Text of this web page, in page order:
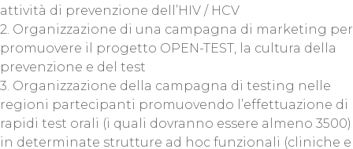
attività di prevenzione dell’HIV / HCV
2. Organizzazione di una campagna di marketing per
promuovere il progetto OPEN-TEST, la cultura della
prevenzione e del test
3. Organizzazione della campagna di testing nelle
regioni partecipanti promuovendo l’effettuazione di
rapidi test orali (i quali dovranno essere almeno 3500)
in determinate strutture ad hoc funzionali (cliniche e